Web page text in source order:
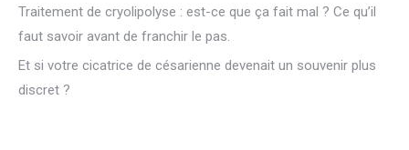
Traitement de cryolipolyse : est-ce que ça fait mal ? Ce qu’il
faut savoir avant de franchir le pas.
Et si votre cicatrice de césarienne devenait un souvenir plus
discret ?